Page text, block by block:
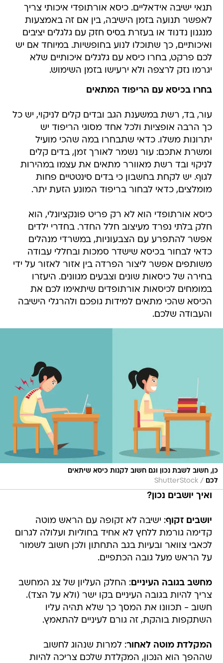
תנאי ישיבה אידאליים. כיסא אורתופדי איכותי צריך
לאפשר תנועה בזמן הישיבה, בין אם זה באמצעות
מנגנון נדנוד או בעזרת בסיס חזק עם גלגלים יציבים
ואיכותיים, כך שתוכלו לנוע בחופשיות. במיוחד אם יש
לכם פרקט, בחרו כיסא עם גלגלים איכותיים שלא
יגרמו נזק לרצפה ולא ירעישו בזמן השימוש.
בחרו בכיסא עם הריפוד המתאים
עור, בד, רשת במשענת הגב ובדים קלים לניקוי, יש כל
כך הרבה אופציות ולכל אחד מסוגי הריפוד יש
יתרונות משלו. כדאי שתבחרו במה שהכי מועיל
ומשרת אתכם: עור נשמר לאורך זמן, בדים קלים
לניקוי ובד רשת מאוורר מתאים את עצמו במהירות
לגוף. יש לקחת בחשבון כי בדים סינטטיים פחות
מומלצים, כדאי לבחור בריפוד המונע הזעת יתר.
כיסא אורתופדי הוא לא רק פריט פונקציונלי, הוא
חלק בלתי נפרד מעיצוב חלל החדר. בחדרי ילדים
אפשר להתפרע עם הצבעוניות, במשרדי מנהלים
כדאי לבחור בכיסא שישדר סמכות ובחללי עבודה
משותפים אפשר ליצור הפרדה בין אזור לאזור על ידי
בחירה של כיסאות שונים וצבעים מגוונים. היעזרו
במומחים לכיסאות אורתופדים שיתאימו לכם את
הכיסא שהכי מתאים למידות גופכם ולהרגלי הישיבה
והעבודה שלכם.
כן, חשוב לשבת נכון וגם חשוב לקנות כיסא שיתאים
לכם /
ShutterStock
ואיך יושבים נכון?
יושבים זקוף: ישיבה לא זקופה עם הראש מוטה
קדימה גורמת ללחץ לא אחיד בחוליות ועלולה לגרום
לכאבי צוואר ובעיות בגב התחתון ולכן חשוב לשמור
על הראש מעל גובה הכתפיים.
מחשב בגובה העיניים: החלק העליון של צג המחשב
צריך להיות בגובה העיניים בקו ישר (ולא על הצד).
חשוב - תכוונו את המסך כך שלא תהיה עליו
השתקפות בוהקת, זה גורם לעיניים להתאמץ.
המקלדת מוטה לאחור: למרות שנהוג לחשוב
שההפך הוא הנכון, המקלדת שלכם צריכה להיות